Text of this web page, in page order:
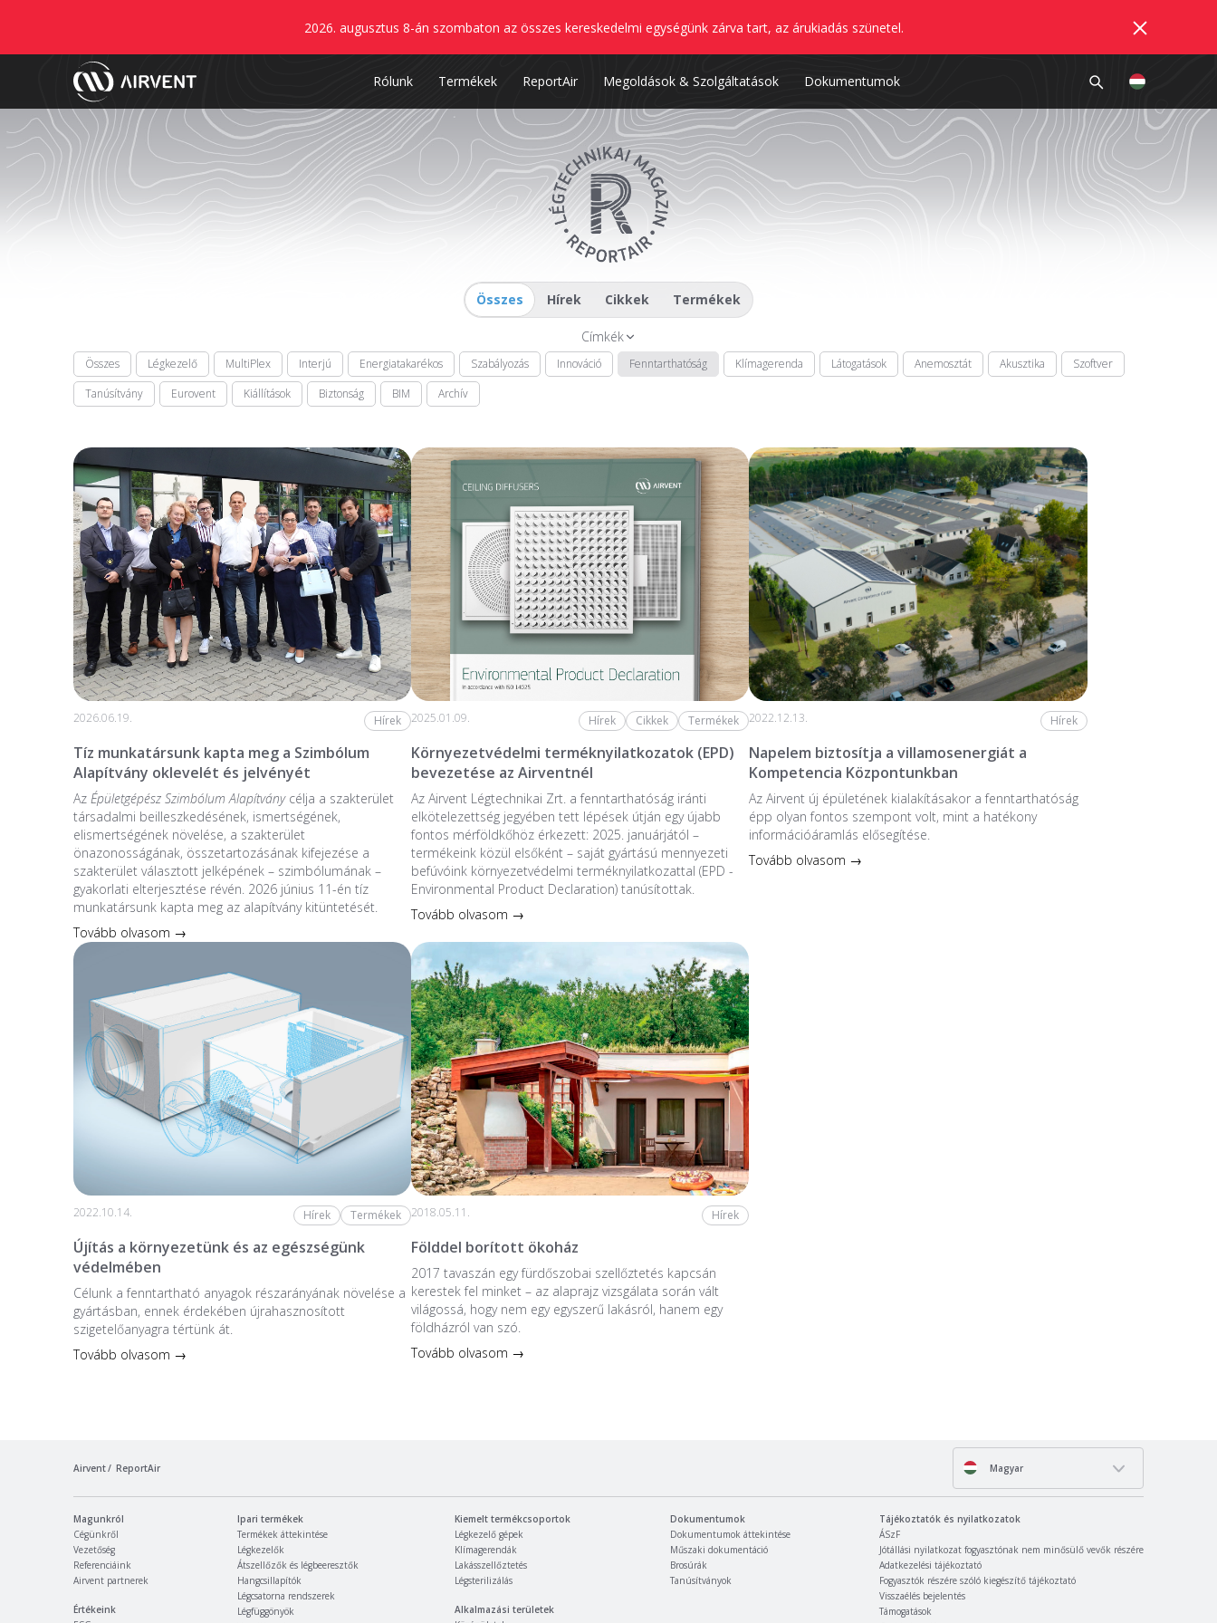
2026. augusztus 8-án szombaton az összes kereskedelmi egységünk zárva tart, az árukiadás szünetel.
Rólunk Termékek ReportAir Megoldások & Szolgáltatások Dokumentumok
Összes Hírek Cikkek Termékek
Címkék
Összes Légkezelő MultiPlex Interjú Energiatakarékos Szabályozás Innováció Fenntarthatóság Klímagerenda Látogatások Anemosztát Akusztika
Szoftver
Tanúsítvány
Eurovent Kiállítások Biztonság BIM Archív
2026.06.19. Hírek
Tíz munkatársunk kapta meg a Szimbólum
Alapítvány oklevelét és jelvényét
Az Épületgépész Szimbólum Alapítványcélja a szakterület
társadalmi beilleszkedésének, ismertségének,
elismertségének növelése, a szakterület
önazonosságának, összetartozásának kifejezése a
szakterület választott jelképének – szimbólumának –
gyakorlati elterjesztése révén. 2026 június 11-én tíz
munkatársunk kapta meg az alapítvány kitüntetését.
Tovább olvasom →
2025.01.09. Hírek Cikkek Termékek
Környezetvédelmi terméknyilatkozatok (EPD)
bevezetése az Airventnél
Az Airvent Légtechnikai Zrt. a fenntarthatóság iránti
elkötelezettség jegyében tett lépések útján egy újabb
fontos mérföldkőhöz érkezett: 2025. januárjától –
termékeink közül elsőként – saját gyártású mennyezeti
befúvóink környezetvédelmi terméknyilatkozattal (EPD -
Environmental Product Declaration) tanúsítottak.
Tovább olvasom →
2022.12.13. Hírek
Napelem biztosítja a villamosenergiát a
Kompetencia Központunkban
Az Airvent új épületének kialakításakor a fenntarthatóság
épp olyan fontos szempont volt, mint a hatékony
információáramlás elősegítése.
Tovább olvasom →
2022.10.14. Hírek Termékek
Újítás a környezetünk és az egészségünk
védelmében
Célunk a fenntartható anyagok részarányának növelése a
gyártásban, ennek érdekében újrahasznosított
szigetelőanyagra tértünk át.
Tovább olvasom →
2018.05.11. Hírek
Földdel borított ökoház
2017 tavaszán egy fürdőszobai szellőztetés kapcsán
kerestek fel minket – az alaprajz vizsgálata során vált
világossá, hogy nem egy egyszerű lakásról, hanem egy
földházról van szó.
Tovább olvasom →
Airvent ReportAir Magyar
Magunkról
Cégünkről
Vezetőség
Referenciáink
Airvent partnerek
Értékeink
Ipari termékek
Termékek áttekintése
Légkezelők
Átszellőzők és légbeeresztők
Hangcsillapítók
Légcsatorna rendszerek
Légfüggönyök
Kiemelt termékcsoportok
Légkezelő gépek
Klímagerendák
Lakásszellőztetés
Légsterilizálás
Alkalmazási területek
Dokumentumok
Dokumentumok áttekintése
Műszaki dokumentáció
Brosúrák
Tanúsítványok
Tájékoztatók és nyilatkozatok
ÁSzF
Jótállási nyilatkozat fogyasztónak nem minősülő vevők részére
Adatkezelési tájékoztató
Fogyasztók részére szóló kiegészítő tájékoztató
Visszaélés bejelentés
Támogatások